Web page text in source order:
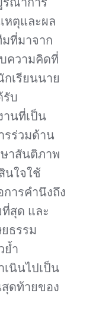
หตุและผล
ที่มาจาก
ความคิดที่
เรียนนาย
รับ
นที่เป็น
รร่วมด้าน
าสันติภาพ
นใจใช้
ารคำนึงถึง
สุด และ
ธรรม
ย้ำ
นินไปเป็น
ดท้ายของ